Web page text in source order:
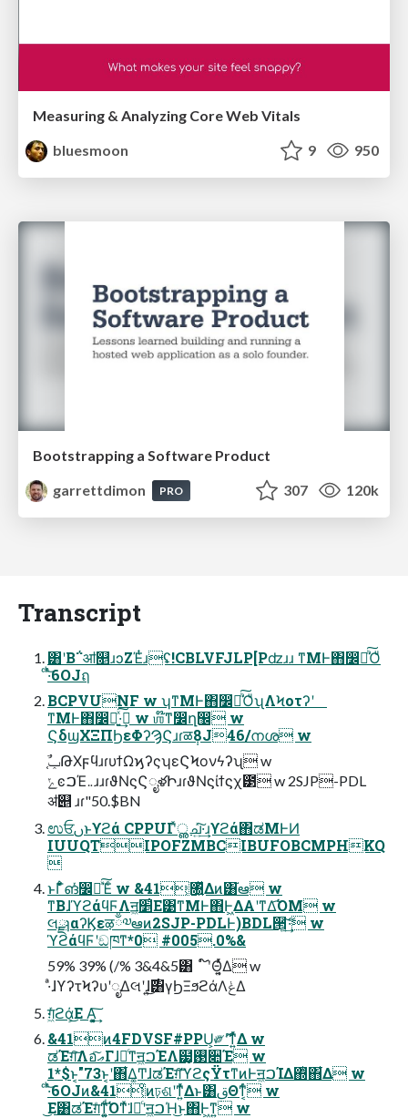
Measuring & Analyzing Core Web Vitals
bluesmoon
9 950
Bootstrapping a Software Product
garrettdimon
PRO 307 120k
Transcript
͸ʹΒ΅ॴ௕ɹͻΖΈͭɹʢ!CBLVFJLP[Pʣɹɹ ͳΜͰ΋෼ղͪ͠Ό͏ͧ
ͨ·ͬͪ͝6OJฤ
BCPVUNF w ʮͳΜͰ΋෼ղͪ͠Ό͏ͧʯΛϞοτʔʹ
ͳΜͰ΋෼ղ͍ͯ͠·͢ w ஶ໊ͳ෼ղ඼ w
ϚδϣΧΞΠϦεΦʔϠϚɹɾळ݄8J46/നശ w
ݺͼࠐΈ܅ɹɹɾϑΝϛϚೖళԻɹɾϑΝϛίϯϛχ౳ w 2SJP-PDL
ॳ୅ ɹɾ"50.$BN
ಉਓࢽͱϒϩά CPPUIʹͯൢച͍ͯ͠·͢ɹϒϩά΋ಡΜͰͶ
IUUQTIPOFZMBCIBUFOBCMPHKQ

ͱΓ͋͑ͣങͬͯ෼ղͯ͠Έͨ w &41͕৐͍ͬͯΔͷ͸֬ఆ w
ͳΒɺϓϩάϥϜΛॻ͖׵͑Ε͹ͳΜͰ΋Ͱ͖ΔΑ͏ʹͳΔ͡ΌΜ w
લྫɿαʔϏεऴྃ༧ఆͷ2SJP-PDLͰ)BDL੒ޭ͍ͯ͠·͢ w
ϓϩάϥϜʹඞཁͳ*0 #005.0%&
59% 39% (/% 3&4&5͸ ໌֬ʹΘ͔͍ͬͯΔ w
·ͣɺϒʔτϞʔυʹೖΔલʹɺ͜͏͍͏࣌͸γϦΞϧϩάΛݟΔ
ग़͖ͯͨϩά͕͜Ε Α͏͕͓͔͍͢͠
&41ͷ4FDVSF#PPU͕༗ޮʹͳ͍ͬͯΔ w
ಡΈग़͠Λอޢͨ͠Γɺ৽ͨͳॻ͖ࠐΈΛ๷͙࢓૊Έ w
1*$ͱ͔"73ͱ͔ʹ΋͋Δ͚ͲɺಡΈग़͠ϓϩςΫτͳͷͰॻ͖ࠐΊΔ΍ͭ΋͋Δ w
ͨ·ͬͪ͝6OJͷ&41͕ͦͷঢ়ଶʹͳ͍ͬͯΔͱ͸ࢥΘͳ͔ͬͨ w
͜Ε͸ಡΈग़ͤͳ͍͚ͩ͡Όͳͯ͘ɺ৽ͨʹॻ͖ࠐΉ͜ͱ΋Ͱ͖ͳ͍ w